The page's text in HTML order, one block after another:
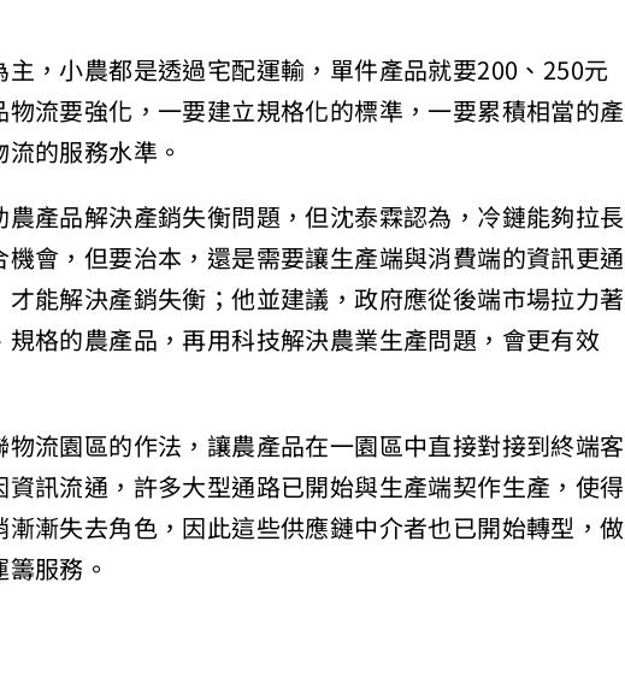
，小農都是透過宅配運輸，單件產品就要200、250元
流要強化，一要建立規格化的標準，一要累積相當的產
的服務水準。
產品解決產銷失衡問題，但沈泰霖認為，冷鏈能夠拉長
會，但要治本，還是需要讓生產端與消費端的資訊更通
能解決產銷失衡；他並建議，政府應從後端市場拉力著
格的農產品，再用科技解決農業生產問題，會更有效
流園區的作法，讓農產品在一園區中直接對接到終端客
訊流通，許多大型通路已開始與生產端契作生產，使得
漸失去角色，因此這些供應鏈中介者也已開始轉型，做
服務。